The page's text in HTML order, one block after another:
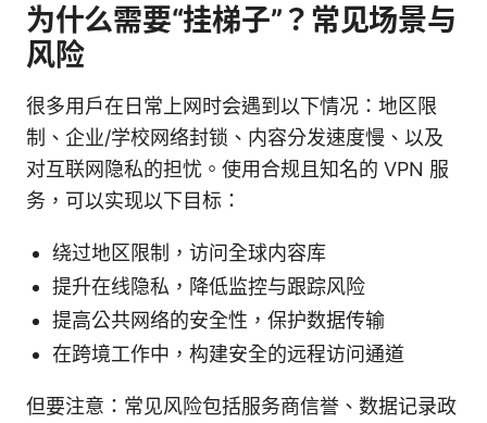
为什么需要“挂梯子”？常见场景与
风险
很多用户在日常上网时会遇到以下情况：地区限
制、企业/学校网络封锁、内容分发速度慢、以及
对互联网隐私的担忧。使用合规且知名的 VPN 服
务，可以实现以下目标：
绕过地区限制，访问全球内容库
提升在线隐私，降低监控与跟踪风险
提高公共网络的安全性，保护数据传输
在跨境工作中，构建安全的远程访问通道
但要注意：常见风险包括服务商信誉、数据记录政